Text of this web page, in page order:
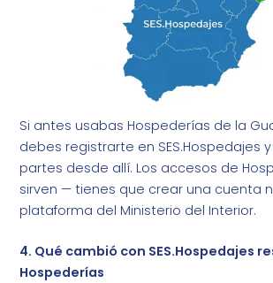
Si antes usabas Hospederías de la
debes registrarte en SES.Hospedajes
partes desde allí. Los accesos de
sirven — tienes que crear una cuenta
plataforma del Ministerio del Interior.
4. Qué cambió con SES.Hospedajes
Hospederías